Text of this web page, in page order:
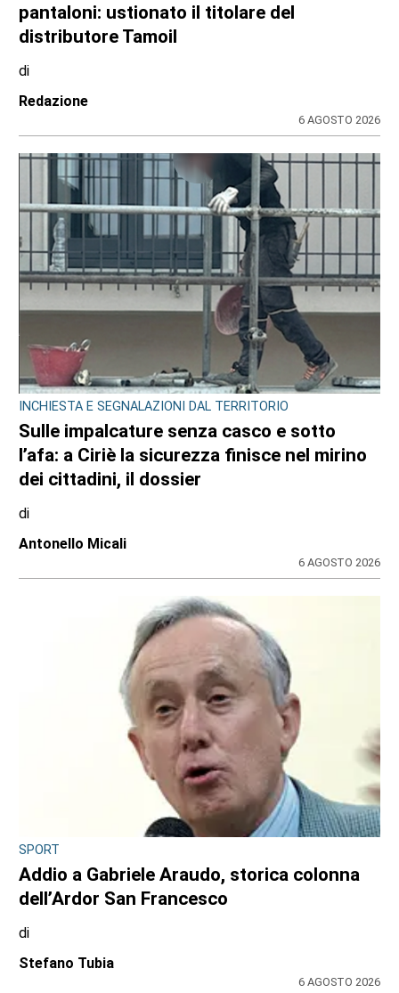
pantaloni: ustionato il titolare del
distributore Tamoil
di
Redazione
6 AGOSTO 2026
INCHIESTA E SEGNALAZIONI DAL TERRITORIO
Sulle impalcature senza casco e sotto
l’afa: a Ciriè la sicurezza finisce nel mirino
dei cittadini, il dossier
di
Antonello Micali
6 AGOSTO 2026
SPORT
Addio a Gabriele Araudo, storica colonna
dell’Ardor San Francesco
di
Stefano Tubia
6 AGOSTO 2026